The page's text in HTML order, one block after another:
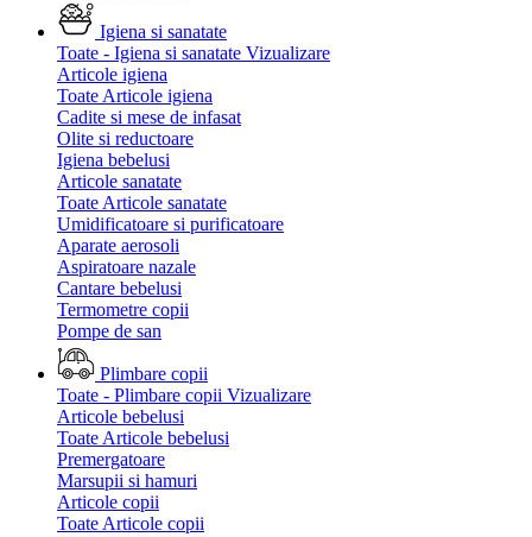
Igiena si sanatate
Toate - Igiena si sanatate Vizualizare
Articole igiena
Toate Articole igiena
Cadite si mese de infasat
Olite si reductoare
Igiena bebelusi
Articole sanatate
Toate Articole sanatate
Umidificatoare si purificatoare
Aparate aerosoli
Aspiratoare nazale
Cantare bebelusi
Termometre copii
Pompe de san
Plimbare copii
Toate - Plimbare copii Vizualizare
Articole bebelusi
Toate Articole bebelusi
Premergatoare
Marsupii si hamuri
Articole copii
Toate Articole copii